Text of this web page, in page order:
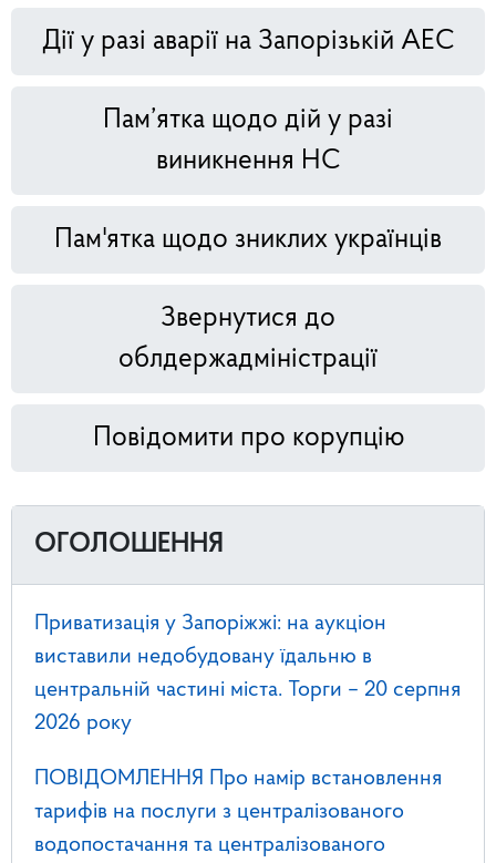
Дії у разі аварії на Запорізькій АЕС
Пам’ятка щодо дій у разі
виникнення НС
Пам'ятка щодо зниклих українців
Звернутися до
облдержадміністрації
Повідомити про корупцію
ОГОЛОШЕННЯ
Приватизація у Запоріжжі: на аукціон
виставили недобудовану їдальню в
центральній частині міста. Торги – 20 серпня
2026 року
ПОВІДОМЛЕННЯ Про намір встановлення
тарифів на послуги з централізованого
водопостачання та централізованого